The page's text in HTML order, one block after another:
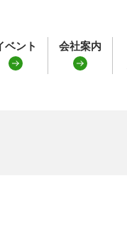
ベント 会社案内